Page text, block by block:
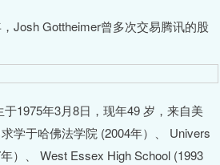
Gottheimer曾多次交易腾讯的股
1975年3月8日，现年49 岁，来自美
学于哈佛法学院 (2004年）、 Univers
）、 West Essex High School (1993